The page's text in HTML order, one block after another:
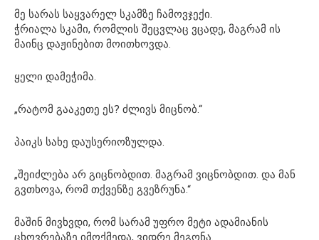
მე სარას საყვარელ სკამზე ჩამოვჯექი.
ჭრიალა სკამი, რომლის შეცვლაც ვცადე, მაგრამ ის
მაინც დაჟინებით მოითხოვდა.
ყელი დამეჭიმა.
„რატომ გააკეთე ეს? ძლივს მიცნობ.“
პაიკს სახე დაუსერიოზულდა.
„შეიძლება არ გიცნობდით. მაგრამ ვიცნობდით. და მან
გვთხოვა, რომ თქვენზე გვეზრუნა.“
მაშინ მივხვდი, რომ სარამ უფრო მეტი ადამიანის
ცხოვრებაზე იმოქმედა, ვიდრე მეგონა.